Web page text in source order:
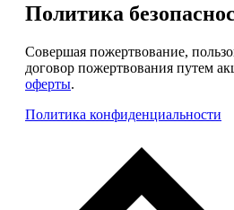
Политика
Совершая пожертвование,
договор пожертвования путем
оферты.
Политика конфиденциальности